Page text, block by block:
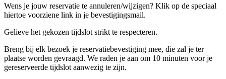
Wens je jouw reservatie te annuleren/wijzigen? Klik op de speciaal
hiertoe voorziene link in je bevestigingsmail.
Gelieve het gekozen tijdslot strikt te respecteren.
Breng bij elk bezoek je reservatiebevestiging mee, die zal je ter
plaatse worden gevraagd. We raden je aan om 10 minuten voor je
gereserveerde tijdslot aanwezig te zijn.